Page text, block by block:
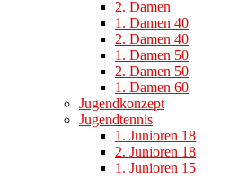
2. Damen
1. Damen 40
2. Damen 40
1. Damen 50
2. Damen 50
1. Damen 60
Jugendkonzept
Jugendtennis
1. Junioren 18
2. Junioren 18
1. Junioren 15